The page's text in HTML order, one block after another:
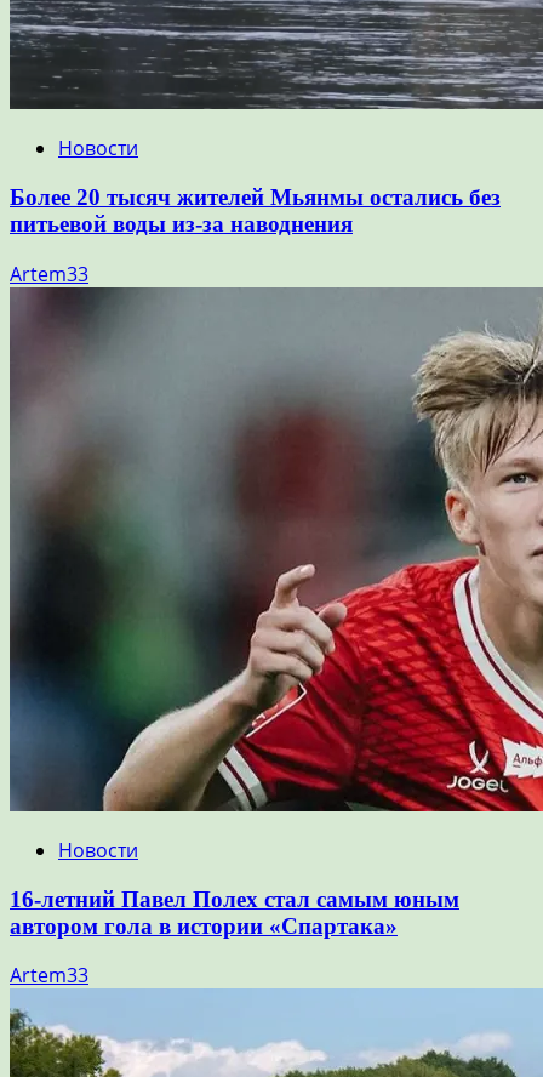
Новости
Более 20 тысяч жителей Мьянмы остались без
питьевой воды из-за наводнения
Artem33
Новости
16-летний Павел Полех стал самым юным
автором гола в истории «Спартака»
Artem33